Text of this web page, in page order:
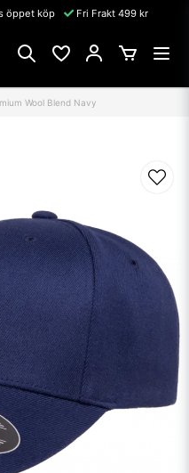
öppet köp Fri Frakt 499 kr
Wool Blend Navy